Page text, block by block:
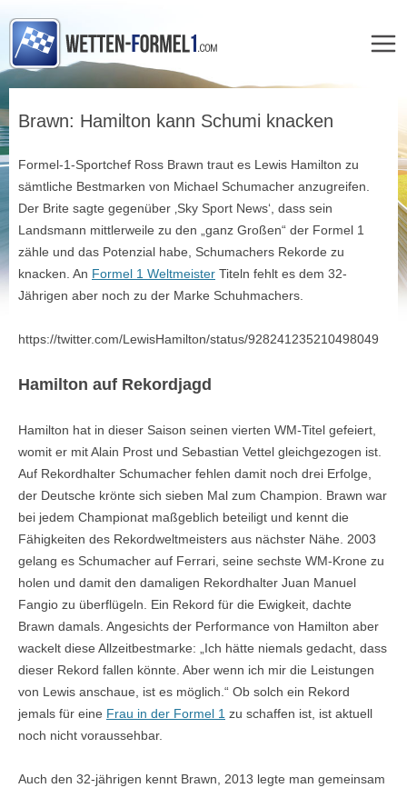
springen
Brawn: Hamilton kann Schumi knacken
Formel-1-Sportchef Ross Brawn traut es Lewis Hamilton zu
sämtliche Bestmarken von Michael Schumacher anzugreifen.
Der Brite sagte gegenüber ‚Sky Sport News‘, dass sein
Landsmann mittlerweile zu den „ganz Großen“ der Formel 1
zähle und das Potenzial habe, Schumachers Rekorde zu
knacken. An Formel 1 Weltmeister Titeln fehlt es dem 32-
Jährigen aber noch zu der Marke Schuhmachers.
https://twitter.com/LewisHamilton/status/928241235210498049
Hamilton auf Rekordjagd
Hamilton hat in dieser Saison seinen vierten WM-Titel gefeiert,
womit er mit Alain Prost und Sebastian Vettel gleichgezogen ist.
Auf Rekordhalter Schumacher fehlen damit noch drei Erfolge,
der Deutsche krönte sich sieben Mal zum Champion. Brawn war
bei jedem Championat maßgeblich beteiligt und kennt die
Fähigkeiten des Rekordweltmeisters aus nächster Nähe. 2003
gelang es Schumacher auf Ferrari, seine sechste WM-Krone zu
holen und damit den damaligen Rekordhalter Juan Manuel
Fangio zu überflügeln. Ein Rekord für die Ewigkeit, dachte
Brawn damals. Angesichts der Performance von Hamilton aber
wackelt diese Allzeitbestmarke: „Ich hätte niemals gedacht, dass
dieser Rekord fallen könnte. Aber wenn ich mir die Leistungen
von Lewis anschaue, ist es möglich.“ Ob solch ein Rekord
jemals für eine Frau in der Formel 1 zu schaffen ist, ist aktuell
noch nicht voraussehbar.
Auch den 32-jährigen kennt Brawn, 2013 legte man gemeinsam